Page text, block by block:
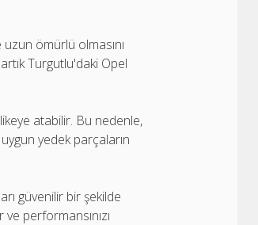
ömürlü olmasını
Turgutlu'daki Opel
atabilir. Bu nedenle,
yedek parçaların
güvenilir bir şekilde
performansınızı